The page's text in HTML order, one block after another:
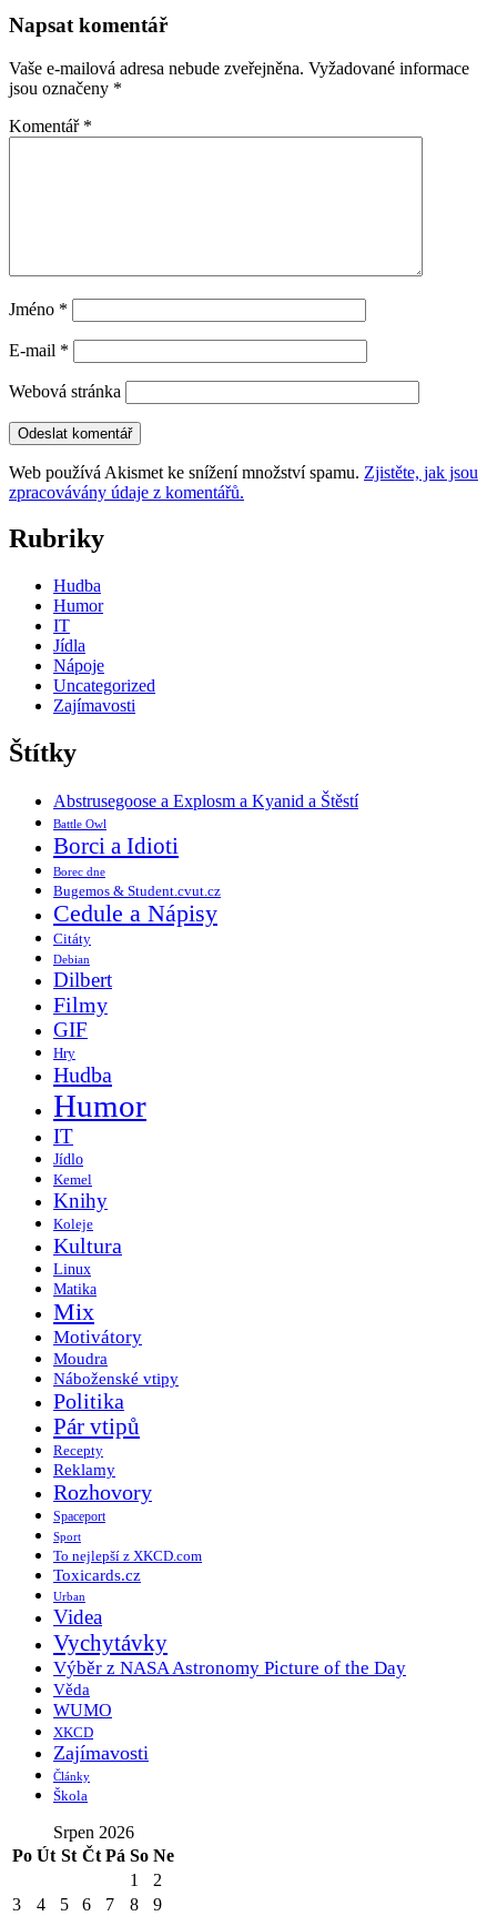
pro
příspěvky
Napsat komentář
Vaše e-mailová adresa nebude zveřejněna. Vyžadované informace
jsou označeny *
Komentář *
Jméno *
E-mail *
Webová stránka
Web používá Akismet ke snížení množství spamu. Zjistěte, jak jsou
zpracovávány údaje z komentářů.
Rubriky
Hudba
Humor
IT
Jídla
Nápoje
Uncategorized
Zajímavosti
Štítky
Abstrusegoose a Explosm a Kyanid a Štěstí
Battle Owl
Borci a Idioti
Borec dne
Bugemos & Student.cvut.cz
Cedule a Nápisy
Citáty
Debian
Dilbert
Filmy
GIF
Hry
Hudba
Humor
IT
Jídlo
Kemel
Knihy
Koleje
Kultura
Linux
Matika
Mix
Motivátory
Moudra
Náboženské vtipy
Politika
Pár vtipů
Recepty
Reklamy
Rozhovory
Spaceport
Sport
To nejlepší z XKCD.com
Toxicards.cz
Urban
Videa
Vychytávky
Výběr z NASA Astronomy Picture of the Day
Věda
WUMO
XKCD
Zajímavosti
Články
Škola
Srpen 2026
Po Út St Čt Pá So Ne
1
2
3
4 5 6 7 8
9